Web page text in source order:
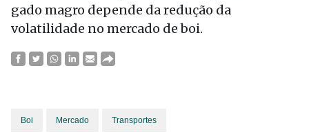
gado magro depende da redução da
volatilidade no mercado de boi.
Boi Mercado Transportes